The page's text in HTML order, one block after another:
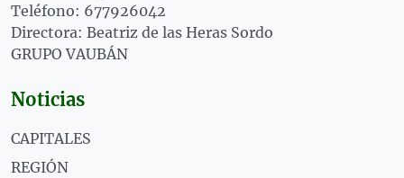
Teléfono: 677926042
Directora: Beatriz de las Heras Sordo
GRUPO VAUBÁN
Noticias
CAPITALES
REGIÓN